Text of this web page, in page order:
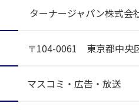
ターナージャパン株式会
〒104-0061 東京都中央
マスコミ・広告・放送